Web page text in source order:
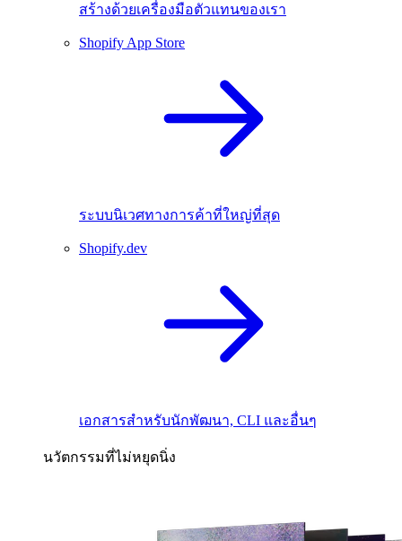
สร้างด้วยเครื่องมือตัวแทนของเรา
Shopify App Store
ระบบนิเวศทางการค้าที่ใหญ่ที่สุด
Shopify.dev
เอกสารสำหรับนักพัฒนา, CLI และอื่นๆ
นวัตกรรมที่ไม่หยุดนิ่ง